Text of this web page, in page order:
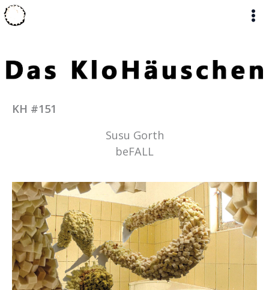
Zum
Inhalt
KH #151
Susu Gorth
beFALL